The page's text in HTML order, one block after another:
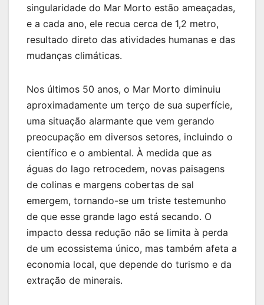
singularidade do Mar Morto estão ameaçadas,
e a cada ano, ele recua cerca de 1,2 metro,
resultado direto das atividades humanas e das
mudanças climáticas.
Nos últimos 50 anos, o Mar Morto diminuiu
aproximadamente um terço de sua superfície,
uma situação alarmante que vem gerando
preocupação em diversos setores, incluindo o
científico e o ambiental. À medida que as
águas do lago retrocedem, novas paisagens
de colinas e margens cobertas de sal
emergem, tornando-se um triste testemunho
de que esse grande lago está secando. O
impacto dessa redução não se limita à perda
de um ecossistema único, mas também afeta a
economia local, que depende do turismo e da
extração de minerais.